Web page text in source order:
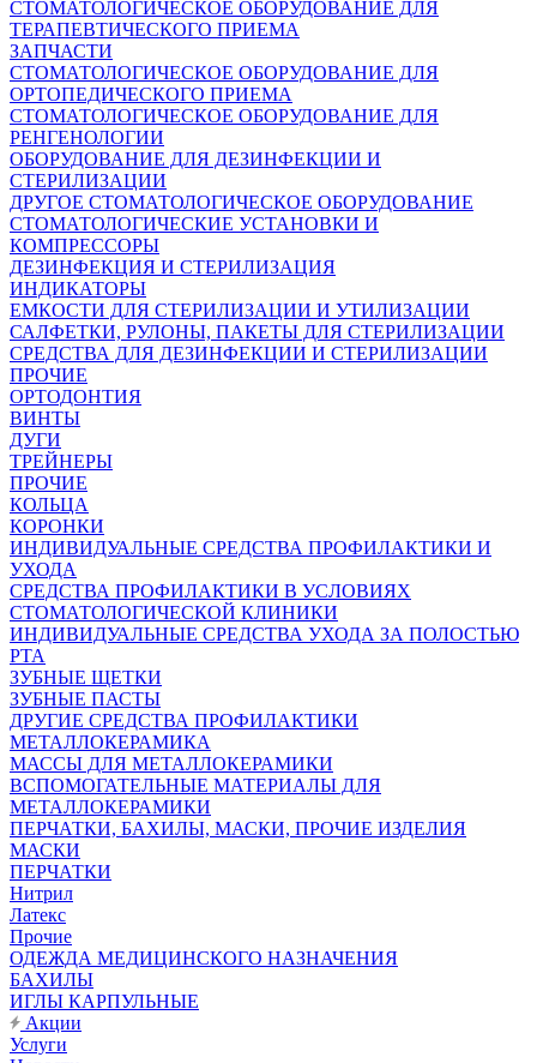
СТОМАТОЛОГИЧЕСКОЕ ОБОРУДОВАНИЕ ДЛЯ
ТЕРАПЕВТИЧЕСКОГО ПРИЕМА
ЗАПЧАСТИ
СТОМАТОЛОГИЧЕСКОЕ ОБОРУДОВАНИЕ ДЛЯ
ОРТОПЕДИЧЕСКОГО ПРИЕМА
СТОМАТОЛОГИЧЕСКОЕ ОБОРУДОВАНИЕ ДЛЯ
РЕНГЕНОЛОГИИ
ОБОРУДОВАНИЕ ДЛЯ ДЕЗИНФЕКЦИИ И
СТЕРИЛИЗАЦИИ
ДРУГОЕ СТОМАТОЛОГИЧЕСКОЕ ОБОРУДОВАНИЕ
СТОМАТОЛОГИЧЕСКИЕ УСТАНОВКИ И
КОМПРЕССОРЫ
ДЕЗИНФЕКЦИЯ И СТЕРИЛИЗАЦИЯ
ИНДИКАТОРЫ
ЕМКОСТИ ДЛЯ СТЕРИЛИЗАЦИИ И УТИЛИЗАЦИИ
САЛФЕТКИ, РУЛОНЫ, ПАКЕТЫ ДЛЯ СТЕРИЛИЗАЦИИ
СРЕДСТВА ДЛЯ ДЕЗИНФЕКЦИИ И СТЕРИЛИЗАЦИИ
ПРОЧИЕ
ОРТОДОНТИЯ
ВИНТЫ
ДУГИ
ТРЕЙНЕРЫ
ПРОЧИЕ
КОЛЬЦА
КОРОНКИ
ИНДИВИДУАЛЬНЫЕ СРЕДСТВА ПРОФИЛАКТИКИ И
УХОДА
СРЕДСТВА ПРОФИЛАКТИКИ В УСЛОВИЯХ
СТОМАТОЛОГИЧЕСКОЙ КЛИНИКИ
ИНДИВИДУАЛЬНЫЕ СРЕДСТВА УХОДА ЗА ПОЛОСТЬЮ
РТА
ЗУБНЫЕ ЩЕТКИ
ЗУБНЫЕ ПАСТЫ
ДРУГИЕ СРЕДСТВА ПРОФИЛАКТИКИ
МЕТАЛЛОКЕРАМИКА
МАССЫ ДЛЯ МЕТАЛЛОКЕРАМИКИ
ВСПОМОГАТЕЛЬНЫЕ МАТЕРИАЛЫ ДЛЯ
МЕТАЛЛОКЕРАМИКИ
ПЕРЧАТКИ, БАХИЛЫ, МАСКИ, ПРОЧИЕ ИЗДЕЛИЯ
МАСКИ
ПЕРЧАТКИ
Нитрил
Латекс
Прочие
ОДЕЖДА МЕДИЦИНСКОГО НАЗНАЧЕНИЯ
БАХИЛЫ
ИГЛЫ КАРПУЛЬНЫЕ
Акции
Услуги